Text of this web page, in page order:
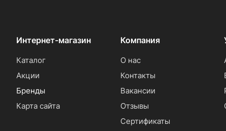
Интернет-магазин
Каталог
Акции
Бренды
Карта сайта
Компания
О нас
Контакты
Вакансии
Отзывы
Сертификаты